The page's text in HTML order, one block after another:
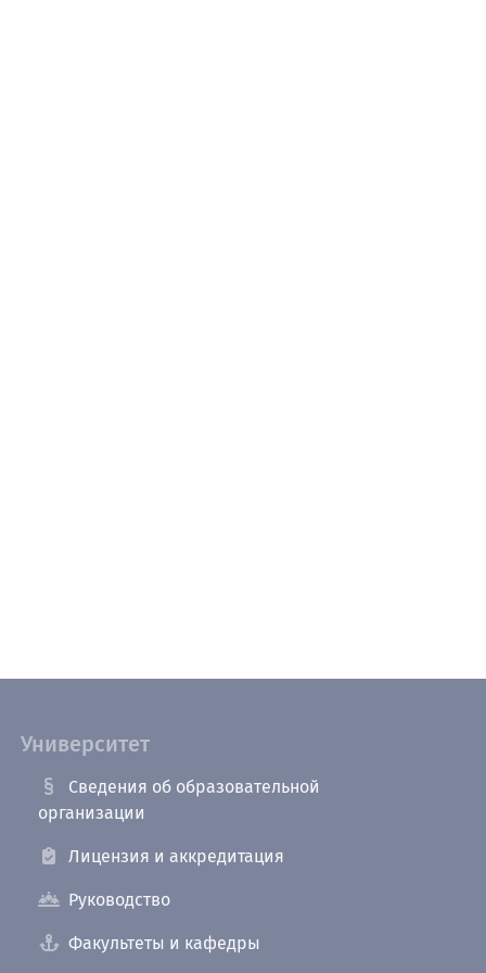
Университет
Сведения об образовательной
организации
Лицензия и аккредитация
Руководство
Факультеты и кафедры